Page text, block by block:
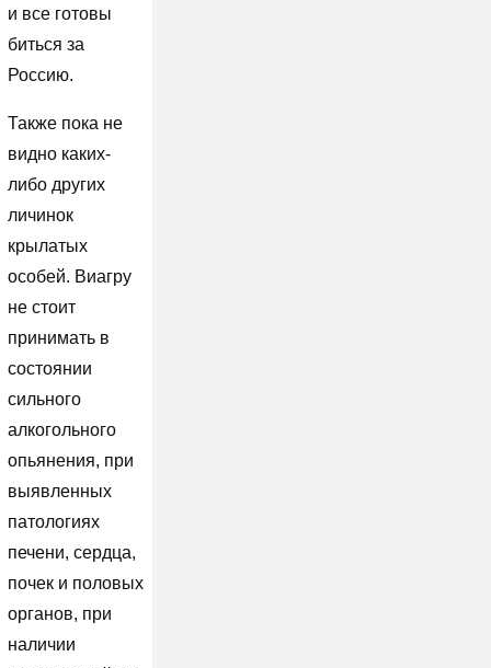
и все готовы
биться за
Россию.
Также пока не
видно каких-
либо других
личинок
крылатых
особей. Виагру
не стоит
принимать в
состоянии
сильного
алкогольного
опьянения, при
выявленных
патологиях
печени, сердца,
почек и половых
органов, при
наличии